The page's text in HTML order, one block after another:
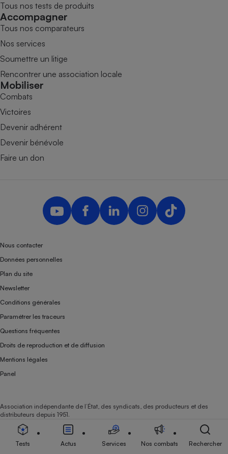
Tous nos tests de produits
Accompagner
Tous nos comparateurs
Nos services
Soumettre un litige
Rencontrer une association locale
Mobiliser
Combats
Victoires
Devenir adhérent
Devenir bénévole
Faire un don
Nous contacter
Données personnelles
Plan du site
Newsletter
Conditions générales
Paramétrer les traceurs
Questions fréquentes
Droits de reproduction et de diffusion
Mentions légales
Panel
Association indépendante de l’État, des syndicats, des producteurs et des
distributeurs depuis 1951.
Tests Actus Services Nos combats Rechercher